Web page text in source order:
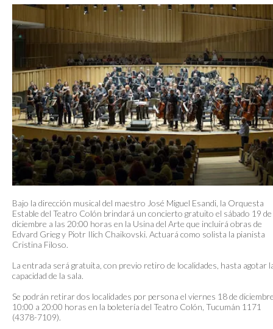
Bajo la dirección musical del maestro José Miguel Esandi, la Orquesta
Estable del Teatro Colón brindará un concierto gratuito el sábado 19 de
diciembre a las 20:00 horas en la Usina del Arte que incluirá obras de
Edvard Grieg y Piotr Ilich Chaikovski. Actuará como solista la pianista
Cristina Filoso.
La entrada será gratuita, con previo retiro de localidades, hasta agotar
capacidad de la sala.
Se podrán retirar dos localidades por persona el viernes 18 de
10:00 a 20:00 horas en la boletería del Teatro Colón, Tucumán 1171
(4378-7109).